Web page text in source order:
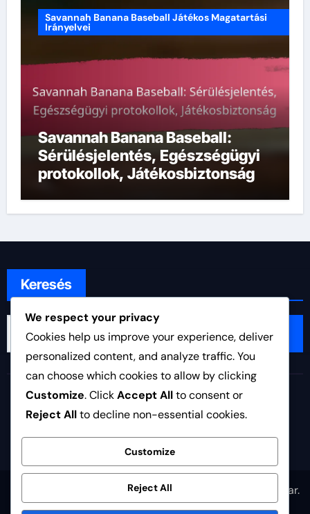
Savannah Banana Baseball Játékos Magatartási
Irányelvei
Savannah Banana Baseball:
Sérülésjelentés, Egészségügyi
protokollok, Játékosbiztonság
Keresés
Search
edzestervezes.hu
Copyright © All rights reserved| Themeansar.
We respect your privacy
Cookies help us improve your experience, deliver
personalized content, and analyze traffic. You
can choose which cookies to allow by clicking
Customize. ClickAccept Allto consent or
Reject Allto decline non-essential cookies.
Customize
Reject All